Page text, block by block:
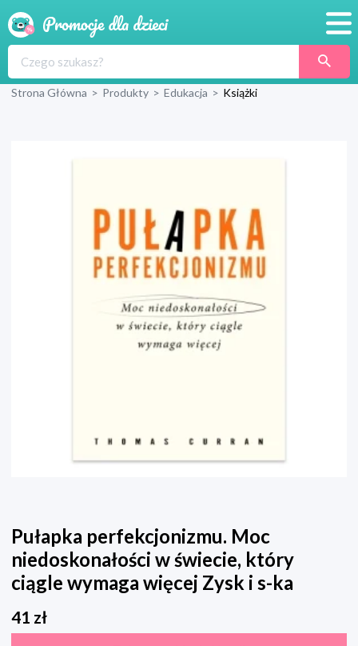
Produkty
Wyprawka
Strona Główna > Produkty > Edukacja > Książki
Pułapka perfekcjonizmu. Moc
niedoskonałości w świecie, który
ciągle wymaga więcej Zysk i s-ka
41 zł